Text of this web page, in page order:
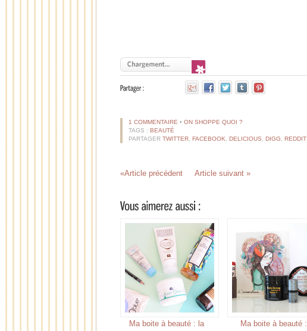
1 COMMENTAIRE • ON SHOPPE QUOI ?
TAGS : BEAUTÉ
PARTAGER TWITTER, FACEBOOK, DELICIOUS, DIGG, REDDIT
«Article précédent Article suivant »
Ma boite à beauté : la
Ma boite à beauté :